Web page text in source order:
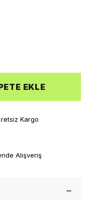
EKLE
Kargo
Alışveriş